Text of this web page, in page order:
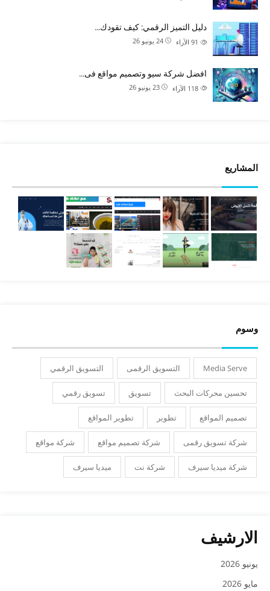
دليل التميز الرقمي: كيف تقودك…
24 يونيو 26 الآراء
افضل شركة سيو وتصميم مواقع فى…
23 يونيو 26 الآراء
المشاريع
وسوم
Media Serve التسويق الرقمى التسويق الرقمي
تحسين محركات البحث تسويق تسويق رقمي
تصميم المواقع تطوير تطوير المواقع
شركة تسويق رقمى شركة تصميم مواقع شركة مواقع
شركة ميديا سيرف شركة نت ميديا سيرف
الارشيف
يونيو 2026
مايو 2026